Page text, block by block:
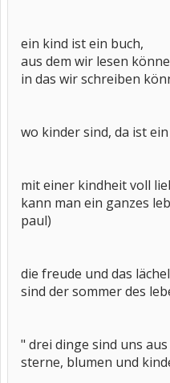
ein kind ist ein buch,
aus dem wir lesen
in das wir schreiben
wo kinder sind, da ist
mit einer kindheit voll
kann man ein ganzes
paul)
die freude und das
sind der sommer des
" drei dinge sind uns
sterne, blumen und